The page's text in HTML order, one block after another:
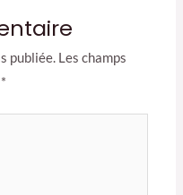
publiée. Les champs
*